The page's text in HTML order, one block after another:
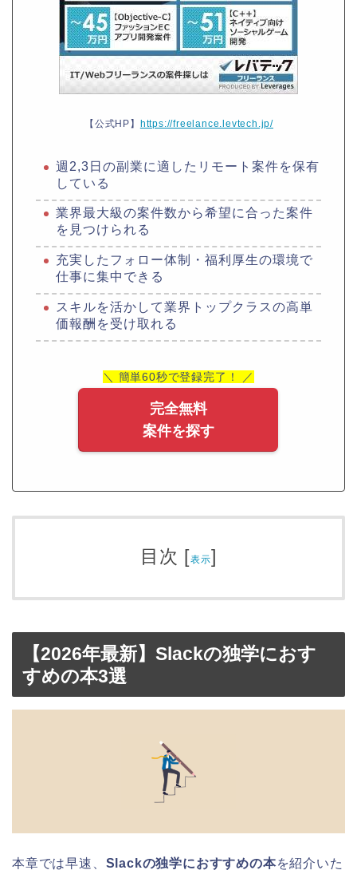
【公式HP】 https://freelance.levtech.jp/
週2,3日の副業に適したリモート案件を保有
している
業界最大級の案件数から希望に合った案件
を見つけられる
充実したフォロー体制・福利厚生の環境で
仕事に集中できる
スキルを活かして業界トップクラスの高単
価報酬を受け取れる
＼ 簡単60秒で登録完了！ ／
完全無料
案件を探す
目次 [表示]
【2026年最新】Slackの独学におす
すめの本3選
本章では早速、 Slackの独学におすすめの本を紹介いた